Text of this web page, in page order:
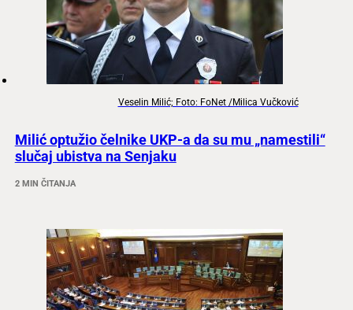
Veselin Milić; Foto: FoNet /Milica Vučković
Milić optužio čelnike UKP-a da su mu „namestili“
slučaj ubistva na Senjaku
2 MIN ČITANJA